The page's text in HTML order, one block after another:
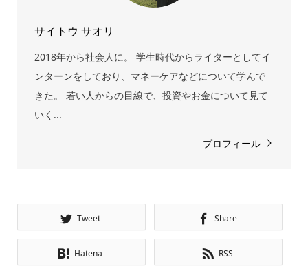
サイトウ サオリ
2018年から社会人に。 学生時代からライターとしてイ
ンターンをしており、マネーケアなどについて学んで
きた。 若い人からの目線で、投資やお金について見て
いく...
プロフィール
Tweet Share
Hatena RSS